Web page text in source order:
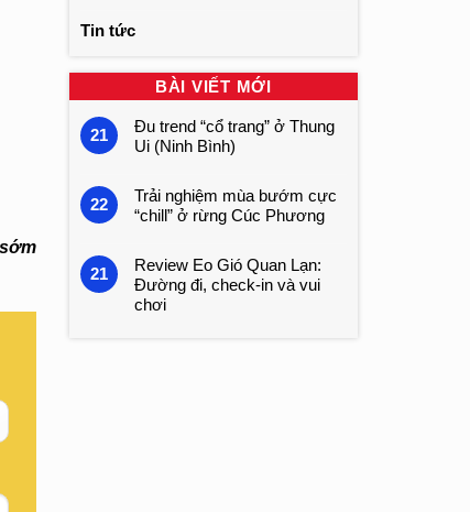
Tin tức
BÀI VIẾT MỚI
21
Đu trend “cổ trang” ở Thung
Ui (Ninh Bình)
22
Trải nghiệm mùa bướm cực
“chill” ở rừng Cúc Phương
21
Review Eo Gió Quan Lạn:
Đường đi, check-in và vui
chơi